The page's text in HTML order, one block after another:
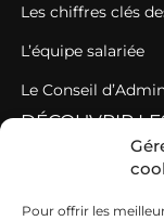
Pour offrir les
Les chiffres clés
L’équipe salariée
Le Conseil
DÉCOUVRIR
Des Cuma
Comment